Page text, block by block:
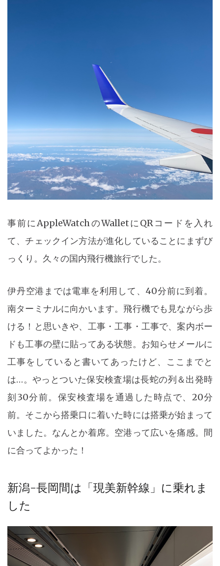
事前にAppleWatchのWalletにQRコードを入れ
て、チェックイン方法が進化していることにまずび
っくり。久々の国内飛行機旅行でした。
伊丹空港までは電車を利用して、40分前に到着。
南ターミナルに向かいます。飛行機でも見ながら歩
ける！と思いきや、工事・工事・工事で、案内ボー
ドも工事の壁に貼ってある状態。お知らせメールに
工事をしていると書いてあったけど、ここまでと
は…。やっとついた保安検査場は長蛇の列＆出発時
刻30分前。保安検査場を通過した時点で、20分
前。そこから搭乗口に着いた時には搭乗が始まって
いました。なんとか着席。空港って広いを痛感。間
に合ってよかった！
新潟-長岡間は「現美新幹線」に乗れま
した